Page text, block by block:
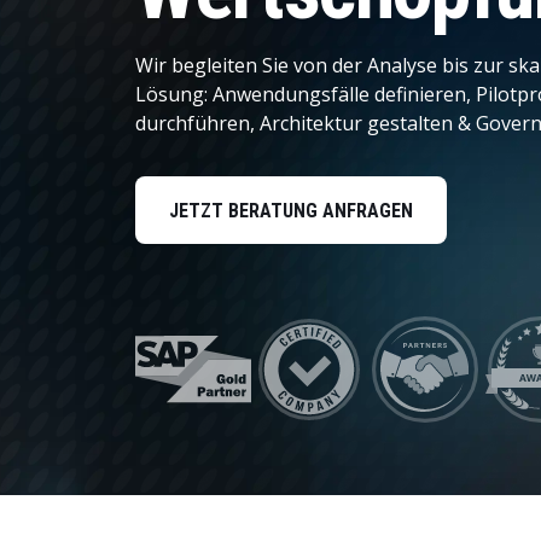
Daten und Analysen
Nachhaltigkeitslösungen
Wir begleiten Sie von der Analyse bis zur
Lösung: Anwendungsfälle definieren,
durchführen, Architektur gestalten &
JETZT BERATUNG ANFRAGEN